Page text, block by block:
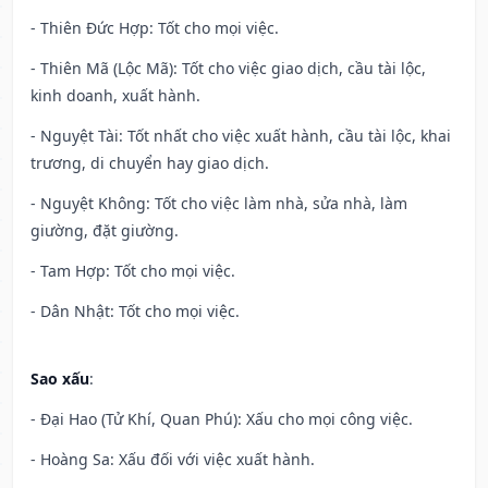
- Thiên Đức Hợp: Tốt cho mọi việc.
- Thiên Mã (Lộc Mã): Tốt cho việc giao dịch, cầu tài lộc,
kinh doanh, xuất hành.
- Nguyệt Tài: Tốt nhất cho việc xuất hành, cầu tài lộc, khai
trương, di chuyển hay giao dịch.
- Nguyệt Không: Tốt cho việc làm nhà, sửa nhà, làm
giường, đặt giường.
- Tam Hợp: Tốt cho mọi việc.
- Dân Nhật: Tốt cho mọi việc.
Sao xấu:
- Đại Hao (Tử Khí, Quan Phú): Xấu cho mọi công việc.
- Hoàng Sa: Xấu đối với việc xuất hành.